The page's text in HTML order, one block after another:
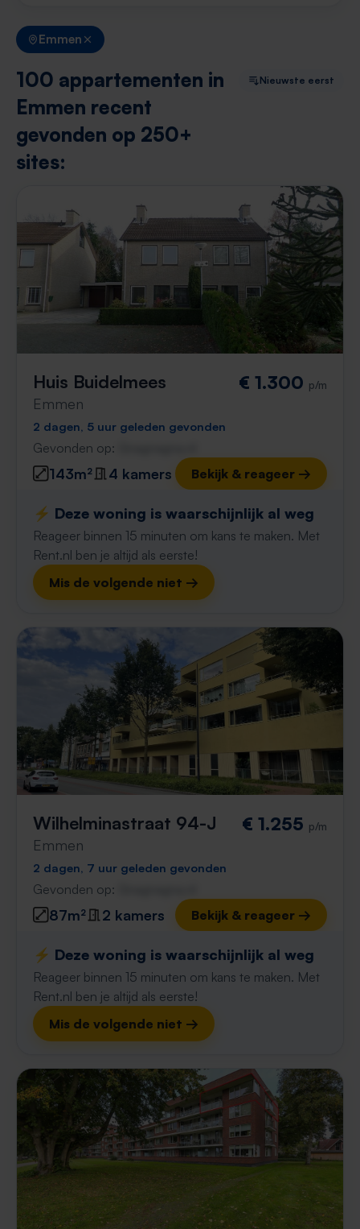
Emmen
100 appartementen in
Emmen recent
gevonden op 250+
sites:
Nieuwste eerst
Huis Buidelmees
Emmen
€ 1.300 p/m
2 dagen, 5 uur geleden gevonden
Gevonden op:
143m² 4 kamers Bekijk & reageer →
⚡️ Deze woning is waarschijnlijk al weg
Reageer binnen 15 minuten om kans te maken. Met
Rent.nl ben je altijd als eerste!
Mis de volgende niet →
Wilhelminastraat 94-J
Emmen
€ 1.255 p/m
2 dagen, 7 uur geleden gevonden
Gevonden op:
87m² 2 kamers Bekijk & reageer →
⚡️ Deze woning is waarschijnlijk al weg
Reageer binnen 15 minuten om kans te maken. Met
Rent.nl ben je altijd als eerste!
Mis de volgende niet →